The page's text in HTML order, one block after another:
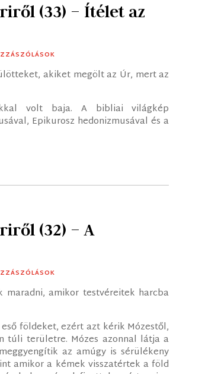
(33) – Ítélet az
akiket megölt az Úr, mert az
volt baja. A bibliai világkép
Epikurosz hedonizmusával és a
(32) – A
amikor testvéreitek harcba
földeket, ezért azt kérik Mózestől,
túli területre. Mózes azonnal látja a
az amúgy is sérülékeny
amikor a kémek visszatértek a föld